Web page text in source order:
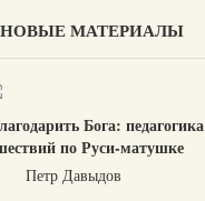
НОВЫЕ МАТЕРИАЛЫ
Бога: педагогика
по Руси-матушке
Петр Давыдов